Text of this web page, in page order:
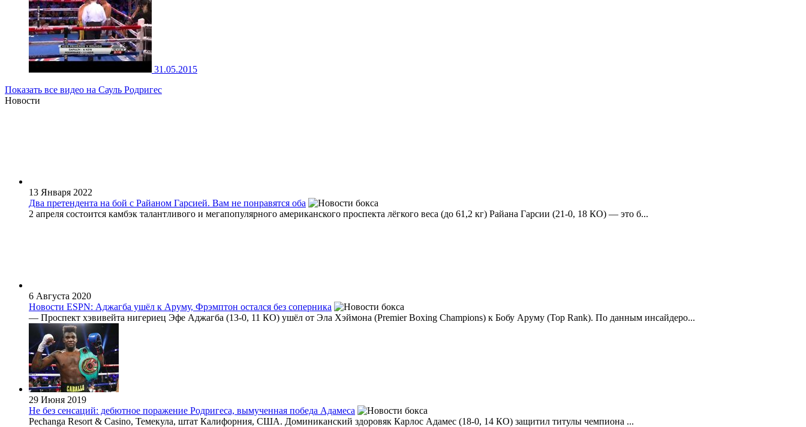
31.05.2015
Показать все видео на Сауль Родригес
Новости
13 Января 2022
Два претендента на бой с Райаном Гарсией. Вам не понравятся оба
2 апреля состоится камбэк талантливого и мегапопулярного американского проспекта лёгкого веса (до 61,2 кг) Райана Гарсии (21-0, 18 КО) — это б...
6 Августа 2020
Новости ESPN: Аджагба ушёл к Аруму, Фрэмптон остался без соперника
— Проспект хэвивейта нигериец Эфе Аджагба (13-0, 11 КО) ушёл от Эла Хэймона (Premier Boxing Champions) к Бобу Аруму (Top Rank). По данным инсайдеро...
29 Июня 2019
Не без сенсаций: дебютное поражение Родригеса, вымученная победа Адамеса
Pechanga Resort & Casino, Темекула, штат Калифорния, США. Доминиканский здоровяк Карлос Адамес (18-0, 14 КО) защитил титулы чемпиона ...